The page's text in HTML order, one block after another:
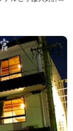
セットになった
ごかつら池どうぶつ